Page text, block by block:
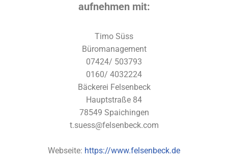
aufnehmen mit:
Timo Süss
Büromanagement
07424/ 503793
0160/ 4032224
Bäckerei Felsenbeck
Hauptstraße 84
78549 Spaichingen
t.suess@felsenbeck.com
Webseite: https://www.felsenbeck.de